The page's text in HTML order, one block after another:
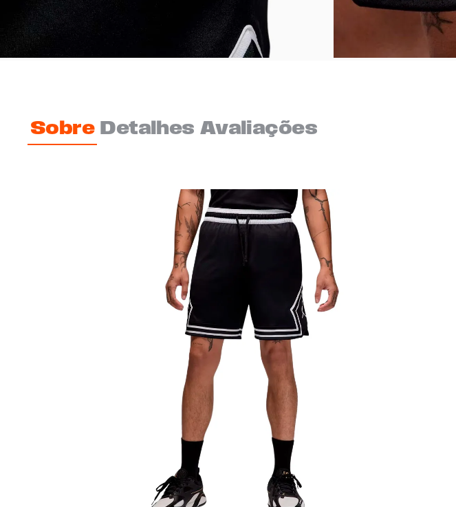
Para ter uma melhor
Sobre Detalhes Avaliações